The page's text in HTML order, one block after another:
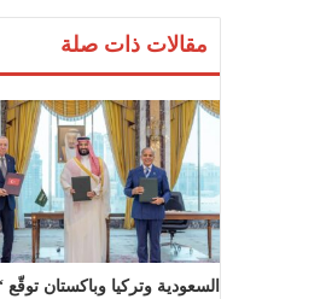
مقالات ذات صلة
السعودية وتركيا وباكستان توقّع